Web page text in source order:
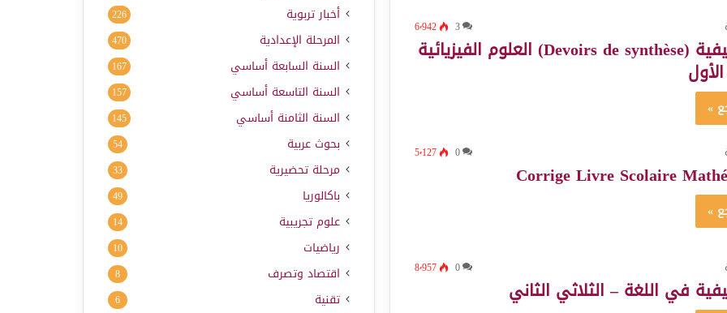
3 6٬942
فروض تأليفية (Devoirs de synthèse) العلوم الفيزيائية
»
0 5٬127
Corrige Livre Scolaire
»
0 8٬957
في اللغة – الثلاثي الثاني
أخبار تربوية 226
المرحلة الإعدادية 470
السنة السابعة أساسي 167
السنة التاسعة أساسي 157
السنة الثامنة أساسي 145
بحوث عربية 54
مرحلة تحضيرية 33
باكالوريا 49
علوم تجريبية 14
رياضيات 10
اقتصاد وتصرف 8
تقنية 6